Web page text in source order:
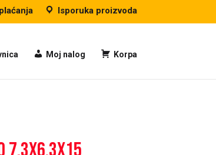
Isporuka proizvoda
Moj nalog Korpa